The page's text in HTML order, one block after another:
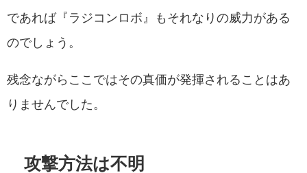
であれば『ラジコンロボ』もそれなりの威力がある
のでしょう。
残念ながらここではその真価が発揮されることはあ
りませんでした。
攻撃方法は不明